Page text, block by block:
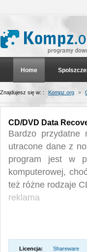
Home
Znajdujesz się w: : Kompz.org »
CD/DVD Data
Bardzo przydatne
utracone dane z
program jest w
komputerowej,
też różne rodzaje
reklama
Licencja: Shareware